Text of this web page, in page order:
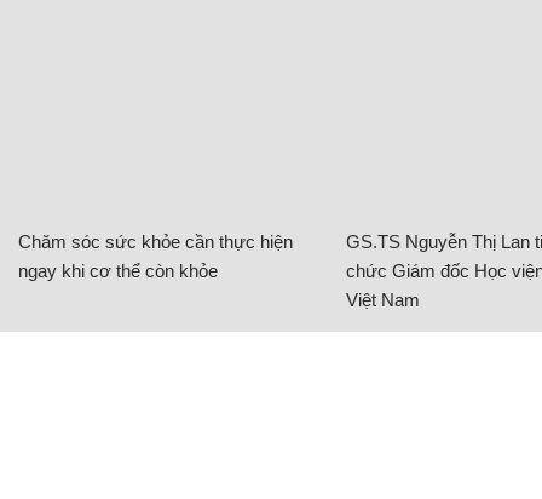
Chăm sóc sức khỏe cần thực hiện
ngay khi cơ thể còn khỏe
GS.TS Nguyễn Thị Lan
chức Giám đốc Học
Việt Nam